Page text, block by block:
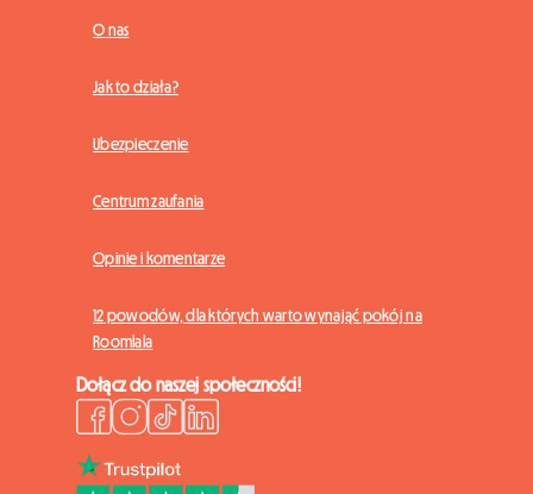
O nas
Jak to działa?
Ubezpieczenie
Centrum zaufania
Opinie i komentarze
12 powodów, dla których warto wynająć pokój na
Roomlala
Dołącz do naszej społeczności!